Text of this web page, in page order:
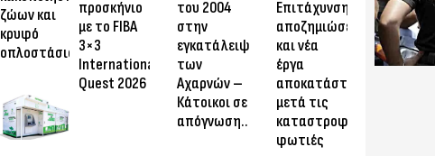
ζώων και
κρυφό
οπλοστάσιο
προσκήνιο
με το FIBA
3×3
International
Quest 2026
του 2004
στην
εγκατάλειψη
των
Αχαρνών –
Κάτοικοι σε
απόγνωση…
Επιτάχυνση
αποζημιώσεων
και νέα
έργα
αποκατάστασης
μετά τις
καταστροφικές
φωτιές